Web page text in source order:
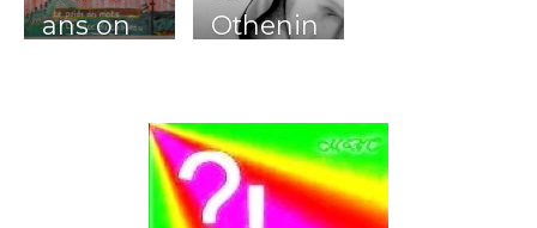
ans on
Othenin